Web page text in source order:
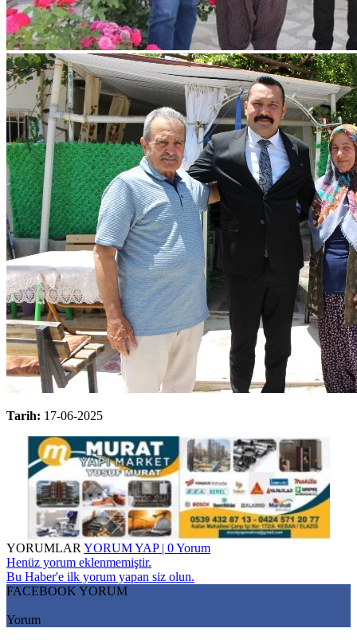
Tarih: 17-06-2025
YORUMLAR YORUM YAP | 0 Yorum
Henüz yorum eklenmemiştir.
Bu Haber'e ilk yorum yapan siz olun.
FACEBOOK YORUM
Yorum